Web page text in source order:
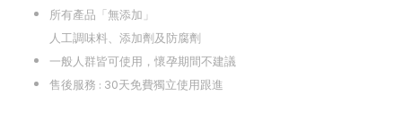
所有產品「無添加」
人工調味料、添加劑及防腐劑
一般人群皆可使用，懷孕期間不建議
售後服務 : 30天免費獨立使用跟進